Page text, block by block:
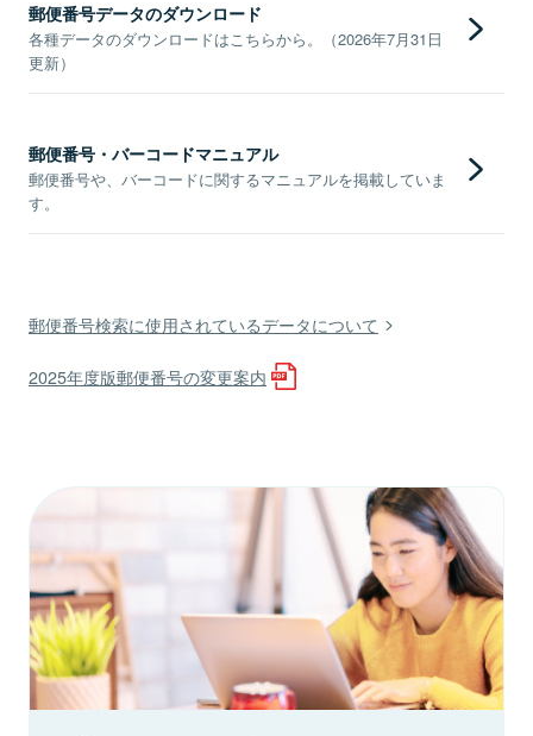
郵便番号データのダウンロード
各種データのダウンロードはこちらから。（2026年7月31日
更新）
郵便番号・バーコードマニュアル
郵便番号や、バーコードに関するマニュアルを掲載していま
す。
郵便番号検索に使用されているデータについて
2025年度版郵便番号の変更案内